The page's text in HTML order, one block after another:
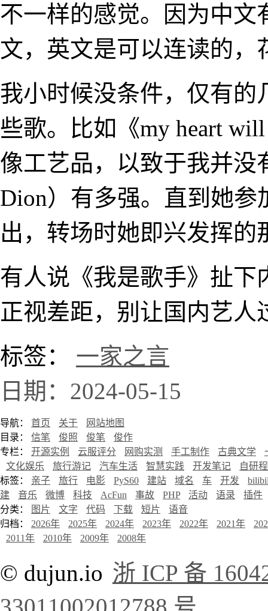
不一样的感觉。因为中
文，英文是可以连读的，
我小时候没条件，仅有的
些歌。比如《my heart
像工艺品，以致于我并没
Dion）有多强。直到她
出，转场时她即兴发挥
有人说《我是歌手》扯下
正视差距，别让国内艺人
标签： 一家之言
日期：2024-05-15
导航： 首页 关于
网站地图
目录： 信笔 俊照 俊笔
俊作
专栏： 开源实例 云服评分 网购实测 手工制作 古典文学
文化娱乐
旅行游记 汽车生活 智慧实践 开发笔记
自研
标签： 亲子 旅行 电影 PyS60 建站 域名 车 开发
建
音乐 微博 科技 AcFun 事故 PHP 活动 语录
插件
分类：
图片 文字 代码 下载 短片
语音
归档： 2026年 2025年 2024年 2023年 2022年 2021年
2011年
2010年 2009年 2008年
© dujun.io 浙 ICP 备